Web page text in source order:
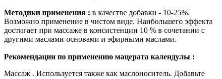
Методики применения : в качестве добавки - 10-25%.
Возможно применение в чистом виде. Наибольшего эффекта
достигает при массаже в консистенции 10 % в сочетании с
другими маслами-основами и эфирными маслами.
Рекомендации по применению мацерата календулы :
Массаж . Используется также как маслоноситель. Добавьте